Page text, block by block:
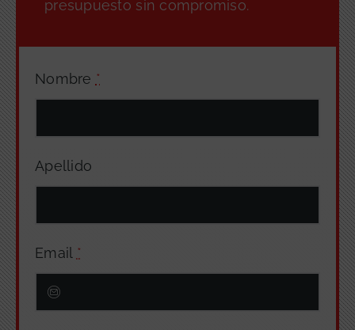
Nombre *
Apellido
Email *
presupuesto sin compromiso.